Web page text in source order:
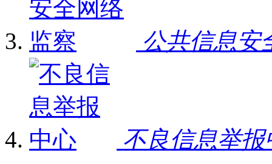
公共信息安
不良信息举报